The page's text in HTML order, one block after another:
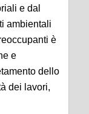
e dal
ambientali
è
e
dello
dei lavori,